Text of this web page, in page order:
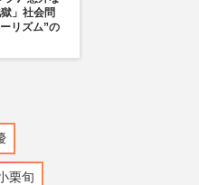
」社会問
リズム”の
栗旬